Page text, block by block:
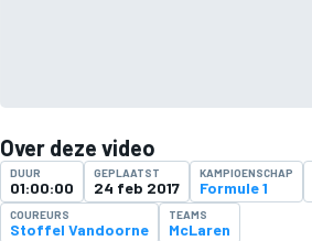
Over deze video
DUUR
01:00:00
GEPLAATST
24 feb 2017
KAMPIOENSCHAP
Formule 1
COUREURS
Stoffel Vandoorne
TEAMS
McLaren